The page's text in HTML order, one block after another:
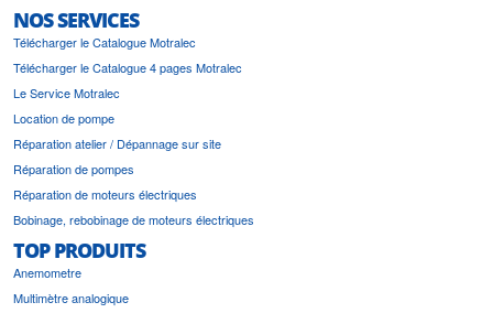
NOS SERVICES
Télécharger le Catalogue Motralec
Télécharger le Catalogue 4 pages Motralec
Le Service Motralec
Location de pompe
Réparation atelier / Dépannage sur site
Réparation de pompes
Réparation de moteurs électriques
Bobinage, rebobinage de moteurs électriques
TOP PRODUITS
Anemometre
Multimètre analogique